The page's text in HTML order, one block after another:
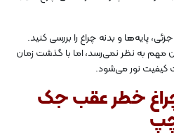
پایه‌ها و بدنه چراغ را بررسی کنید.
مهم به نظر نمی‌رسد، اما با گذشت زمان
کیفیت نور می‌شود.
خطر عقب جک